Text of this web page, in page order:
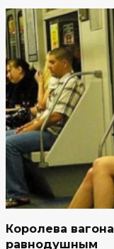
Королева
равнодушным